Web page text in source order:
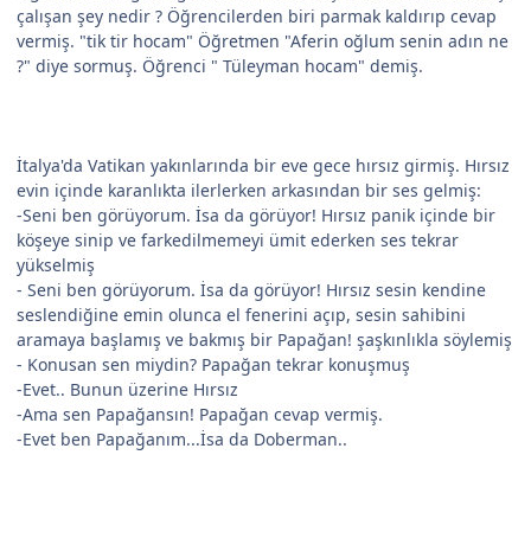
çalışan şey nedir ? Öğrencilerden biri parmak kaldırıp cevap
vermiş. "tik tir hocam" Öğretmen "Aferin oğlum senin adın ne
?" diye sormuş. Öğrenci " Tüleyman hocam" demiş.
İtalya'da Vatikan yakınlarında bir eve gece hırsız girmiş. Hırsız
evin içinde karanlıkta ilerlerken arkasından bir ses gelmiş:
-Seni ben görüyorum. İsa da görüyor! Hırsız panik içinde bir
köşeye sinip ve farkedilmemeyi ümit ederken ses tekrar
yükselmiş
- Seni ben görüyorum. İsa da görüyor! Hırsız sesin kendine
seslendiğine emin olunca el fenerini açıp, sesin sahibini
aramaya başlamış ve bakmış bir Papağan! şaşkınlıkla söylemiş
- Konusan sen miydin? Papağan tekrar konuşmuş
-Evet.. Bunun üzerine Hırsız
-Ama sen Papağansın! Papağan cevap vermiş.
-Evet ben Papağanım...İsa da Doberman..